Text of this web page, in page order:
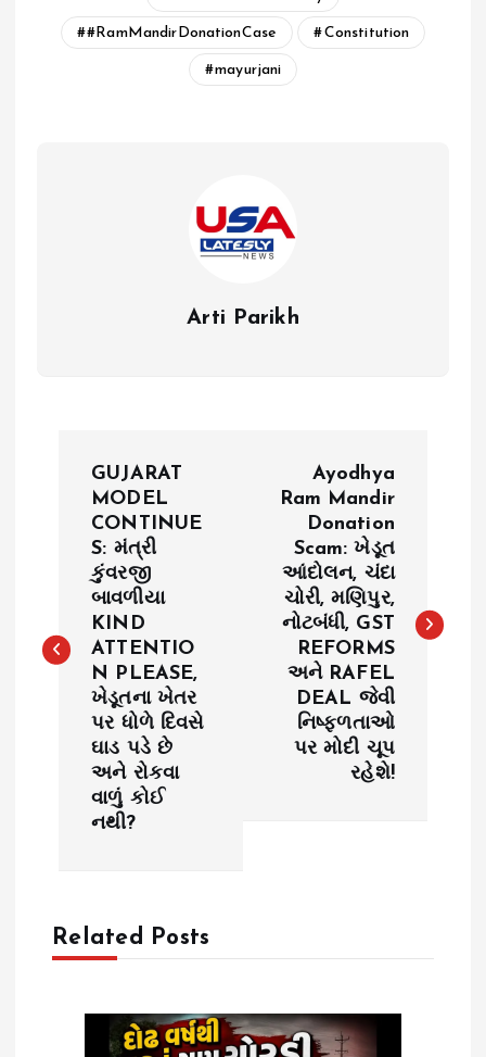
#RamMandirDonationCase Constitution
mayurjani
Arti Parikh
n
a
GUJARAT
MODEL
CONTINUE
S: મંત્રી
કુંવરજી
બાવળીયા
KIND
ATTENTIO
N PLEASE,
ખેડૂતના ખેતર
પર ધોળે દિવસે
ઘાડ પડે છે
અને રોકવા
વાળું કોઈ
નથી?
Ayodhya
Ram Mandir
Donation
Scam: ખેડૂત
આંદોલન, ચંદા
ચોરી, મણિપુર,
નોટબંધી, GST
REFORMS
અને RAFEL
DEAL જેવી
નિષ્ફળતાઓ
પર મોદી ચૂપ
રહેશે!
Related Posts